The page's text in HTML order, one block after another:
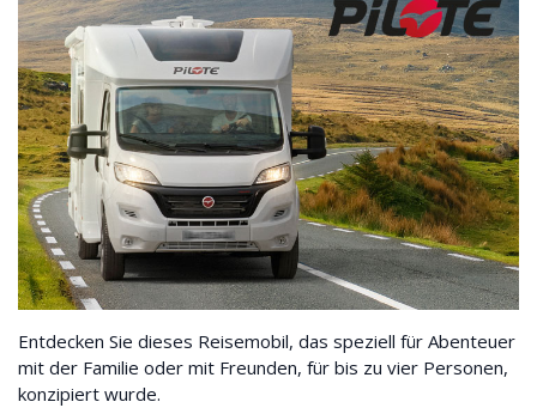
Entdecken Sie dieses Reisemobil, das speziell für Abenteuer
mit der Familie oder mit Freunden, für bis zu vier Personen,
konzipiert wurde.